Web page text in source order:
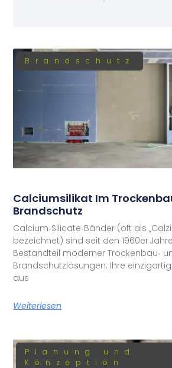
Brandschutz
Calciumsilikat Im
Brandschutz
Calcium‑Silicate‑Bänder (oft als
bezeichnet) sind seit den 1960er
Bestandteil moderner Trockenbau‑
Brandschutzlösungen. Ihre
aus
Weiterlesen
Planung und
Konzeption